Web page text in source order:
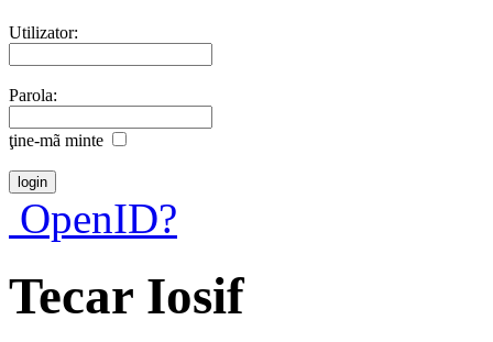
Utilizator:
Parola:
ţine-mã minte
OpenID?
Tecar Iosif